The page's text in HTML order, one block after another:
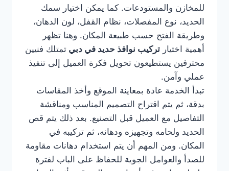
للمخازن والمستودعات. كما يمكن اختيار سمك
الحديد، نوع المفصلات، نظام القفل، لون الدهان،
وطريقة الفتح حسب طبيعة المكان. وهنا تظهر
أهمية اختيار تركيب نوافذ حديد في دبي تمتلك فنيين
محترفين يستطيعون تحويل فكرة العميل إلى تنفيذ
عملي وآمن.
تبدأ الخدمة عادة بمعاينة الموقع وأخذ المقاسات
بدقة، ثم يتم اقتراح التصميم المناسب ومناقشة
التفاصيل مع العميل قبل التصنيع. بعد ذلك يتم قص
الحديد ولحامه وتجهيزه ودهانه، ثم تركيبه في
المكان. ومن المهم أن يتم استخدام دهانات مقاومة
للصدأ والعوامل الجوية للحفاظ على الباب لفترة